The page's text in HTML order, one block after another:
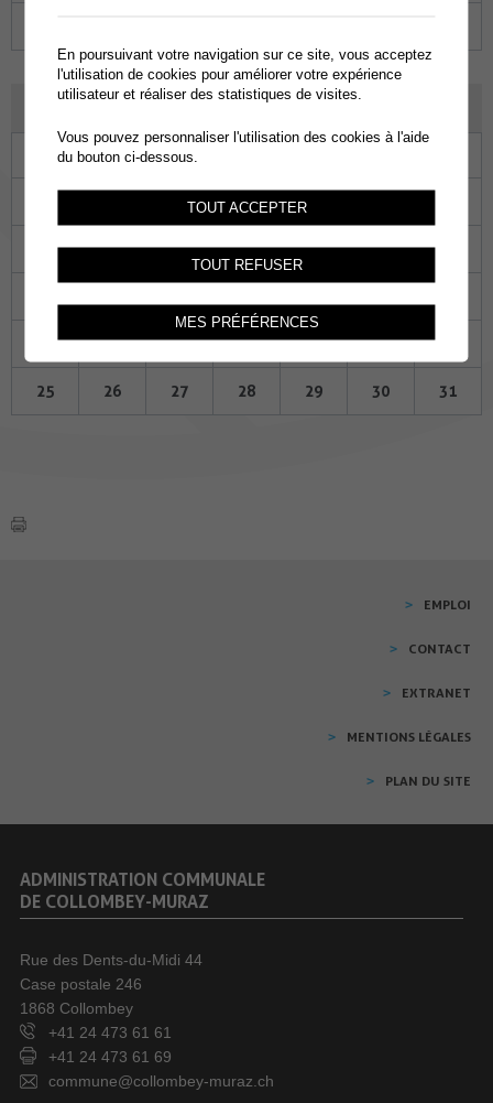
MAI 2026
Ma Me
29 30 01
05 06 07 08 09
19 20 21 22 23
25 26 27 28 29 30 31
EMPLOI
CONTACT
EXTRANET
MENTIONS LÉGALES
PLAN DU SITE
ADMINISTRATION COMMUNALE
DE COLLOMBEY-MURAZ
Rue des Dents-du-Midi 44
Case postale 246
1868 Collombey
+41 24 473 61 61
+41 24 473 61 69
commune@collombey-muraz.ch
En poursuivant votre navigation sur ce site, vous acceptez
l'utilisation de cookies pour améliorer votre expérience
utilisateur et réaliser des statistiques de visites.
Vous pouvez personnaliser l'utilisation des cookies à l'aide
du bouton ci-dessous.
TOUT ACCEPTER
TOUT REFUSER
MES PRÉFÉRENCES